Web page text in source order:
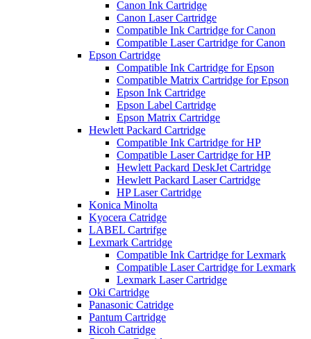
Canon Ink Cartridge
Canon Laser Cartridge
Compatible Ink Cartridge for Canon
Compatible Laser Cartridge for Canon
Epson Cartridge
Compatible Ink Cartridge for Epson
Compatible Matrix Cartridge for Epson
Epson Ink Cartridge
Epson Label Cartridge
Epson Matrix Cartridge
Hewlett Packard Cartridge
Compatible Ink Cartridge for HP
Compatible Laser Cartridge for HP
Hewlett Packard DeskJet Cartridge
Hewlett Packard Laser Cartridge
HP Laser Cartridge
Konica Minolta
Kyocera Catridge
LABEL Cartrifge
Lexmark Cartridge
Compatible Ink Cartridge for Lexmark
Compatible Laser Cartridge for Lexmark
Lexmark Laser Cartridge
Oki Cartridge
Panasonic Catridge
Pantum Cartridge
Ricoh Catridge